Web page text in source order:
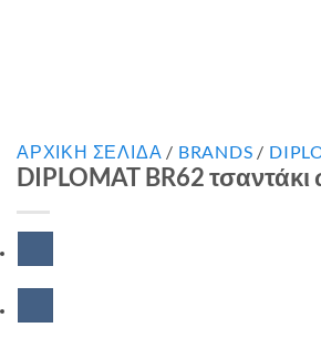
ΑΡΧΙΚΉ ΣΕΛΊΔΑ / BRANDS /
DIPLOMAT BR62